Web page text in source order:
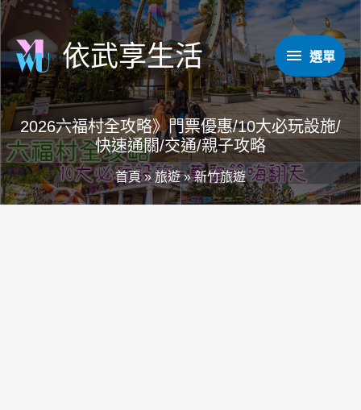
跳
至
要
內
容
依武享生活
選
單
選單
2026六福村全攻略》門票優惠/10大必玩設施/
快速通關/交通/親子攻略
首頁»旅遊»新竹旅遊